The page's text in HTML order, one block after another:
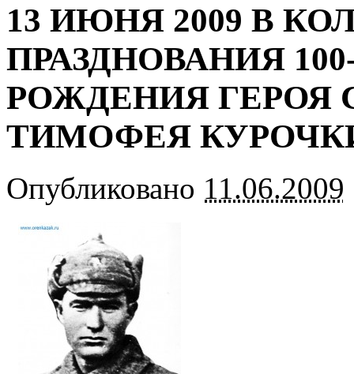
13 ИЮНЯ 2009 В
ПРАЗДНОВАНИЯ
РОЖДЕНИЯ ГЕРОЯ
ТИМОФЕЯ
Опубликовано 11.06.2009